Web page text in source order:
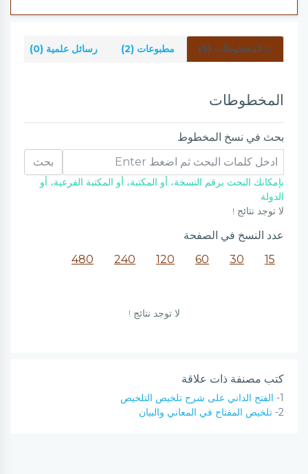
المخطوطات (5) مطبوعات (2) رسائل علمية (0)
المخطوطات
بحث في نسخ المخطوط
بحث
بإمكانك البحث برقم النسخة، أو المكتبة، أو المكتبة الفرعية، أو
الدولة
لا توجد نتائج !
عدد النسخ في الصفحة
15
30
60
120
240
480
لا توجد نتائج !
كتب مصنفة ذات علاقة
1- الفتح الداني على شرح تلخيص التلخيص
2- تلخيص المفتاح في المعاني والبيان